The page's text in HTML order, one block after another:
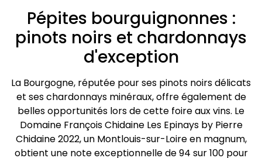
Pépites bourguignonnes :
pinots noirs et chardonnays
d'exception
La Bourgogne, réputée pour ses pinots noirs délicats
et ses chardonnays minéraux, offre également de
belles opportunités lors de cette foire aux vins. Le
Domaine François Chidaine Les Epinays by Pierre
Chidaine 2022, un Montlouis-sur-Loire en magnum,
obtient une note exceptionnelle de 94 sur 100 pour